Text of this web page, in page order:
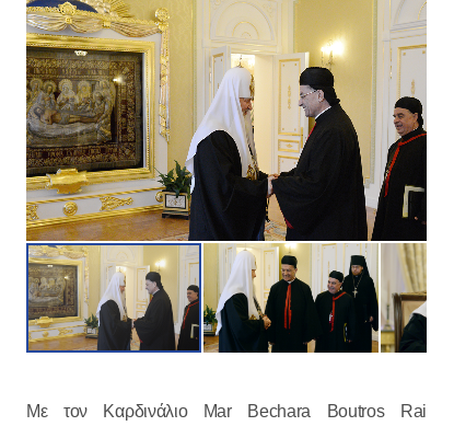
Με τον Καρδινάλιο Mar Bechara Boutros Rai